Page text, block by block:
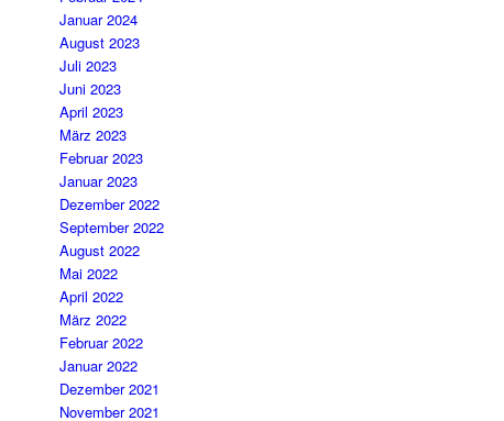
Januar 2024
August 2023
Juli 2023
Juni 2023
April 2023
März 2023
Februar 2023
Januar 2023
Dezember 2022
September 2022
August 2022
Mai 2022
April 2022
März 2022
Februar 2022
Januar 2022
Dezember 2021
November 2021